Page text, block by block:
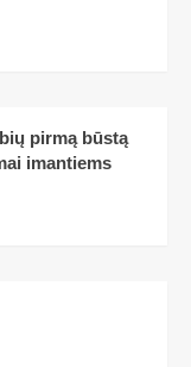
pirmą būstą
imantiems